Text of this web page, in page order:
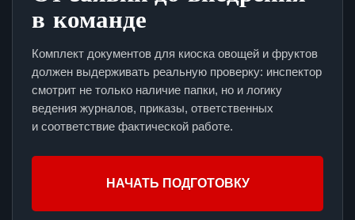
в команде
Комплект документов для киоска овощей и фруктов
должен выдерживать реальную проверку: инспектор
смотрит не только наличие папки, но и логику
ведения журналов, приказы, ответственных
и соответствие фактической работе.
НАЧАТЬ ПОДГОТОВКУ